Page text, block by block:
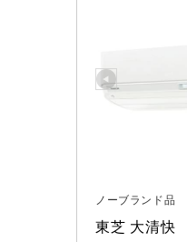
ノーブランド品
東芝 大清快